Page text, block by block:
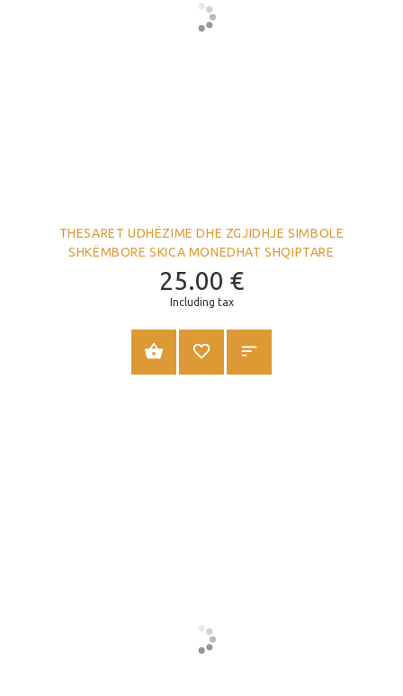
THESARET UDHËZIME DHE ZGJIDHJE SIMBOLE
SHKËMBORE SKICA MONEDHAT SHQIPTARE
25.00 €
Including tax
SHTOJE NË SHPORTË